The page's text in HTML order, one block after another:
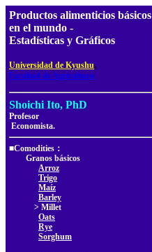
Productos alimenticios básicos
en el mundo -
Estadísticas y Gráficos
Universidad de Kyushu,
Facultad de Agricultura
Shoichi Ito, PhD
Profesor
Economista.
■Comodities：
Granos básicos
Arroz
Trigo
Maíz
Barley
> Millet
Oats
Rye
Sorghum